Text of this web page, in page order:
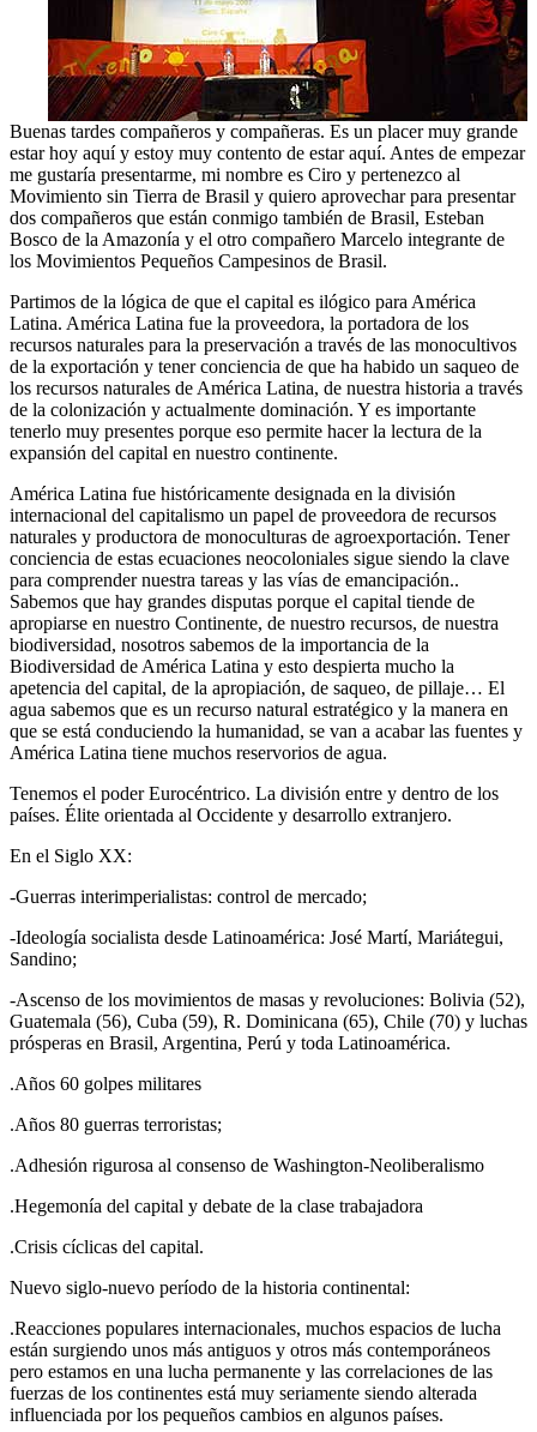
Buenas tardes compañeros y compañeras. Es un placer muy grande
estar hoy aquí y estoy muy contento de estar aquí. Antes de empezar
me gustaría presentarme, mi nombre es Ciro y pertenezco al
Movimiento sin Tierra de Brasil y quiero aprovechar para presentar
dos compañeros que están conmigo también de Brasil, Esteban
Bosco de la Amazonía y el otro compañero Marcelo integrante de
los Movimientos Pequeños Campesinos de Brasil.
Partimos de la lógica de que el capital es ilógico para América
Latina. América Latina fue la proveedora, la portadora de los
recursos naturales para la preservación a través de las monocultivos
de la exportación y tener conciencia de que ha habido un saqueo de
los recursos naturales de América Latina, de nuestra historia a través
de la colonización y actualmente dominación. Y es importante
tenerlo muy presentes porque eso permite hacer la lectura de la
expansión del capital en nuestro continente.
América Latina fue históricamente designada en la división
internacional del capitalismo un papel de proveedora de recursos
naturales y productora de monoculturas de agroexportación. Tener
conciencia de estas ecuaciones neocoloniales sigue siendo la clave
para comprender nuestra tareas y las vías de emancipación..
Sabemos que hay grandes disputas porque el capital tiende de
apropiarse en nuestro Continente, de nuestro recursos, de nuestra
biodiversidad, nosotros sabemos de la importancia de la
Biodiversidad de América Latina y esto despierta mucho la
apetencia del capital, de la apropiación, de saqueo, de pillaje… El
agua sabemos que es un recurso natural estratégico y la manera en
que se está conduciendo la humanidad, se van a acabar las fuentes y
América Latina tiene muchos reservorios de agua.
Tenemos el poder Eurocéntrico. La división entre y dentro de los
países. Élite orientada al Occidente y desarrollo extranjero.
En el Siglo XX:
-Guerras interimperialistas: control de mercado;
-Ideología socialista desde Latinoamérica: José Martí, Mariátegui,
Sandino;
-Ascenso de los movimientos de masas y revoluciones: Bolivia (52),
Guatemala (56), Cuba (59), R. Dominicana (65), Chile (70) y luchas
prósperas en Brasil, Argentina, Perú y toda Latinoamérica.
.Años 60 golpes militares
.Años 80 guerras terroristas;
.Adhesión rigurosa al consenso de Washington-Neoliberalismo
.Hegemonía del capital y debate de la clase trabajadora
.Crisis cíclicas del capital.
Nuevo siglo-nuevo período de la historia continental:
.Reacciones populares internacionales, muchos espacios de lucha
están surgiendo unos más antiguos y otros más contemporáneos
pero estamos en una lucha permanente y las correlaciones de las
fuerzas de los continentes está muy seriamente siendo alterada
influenciada por los pequeños cambios en algunos países.